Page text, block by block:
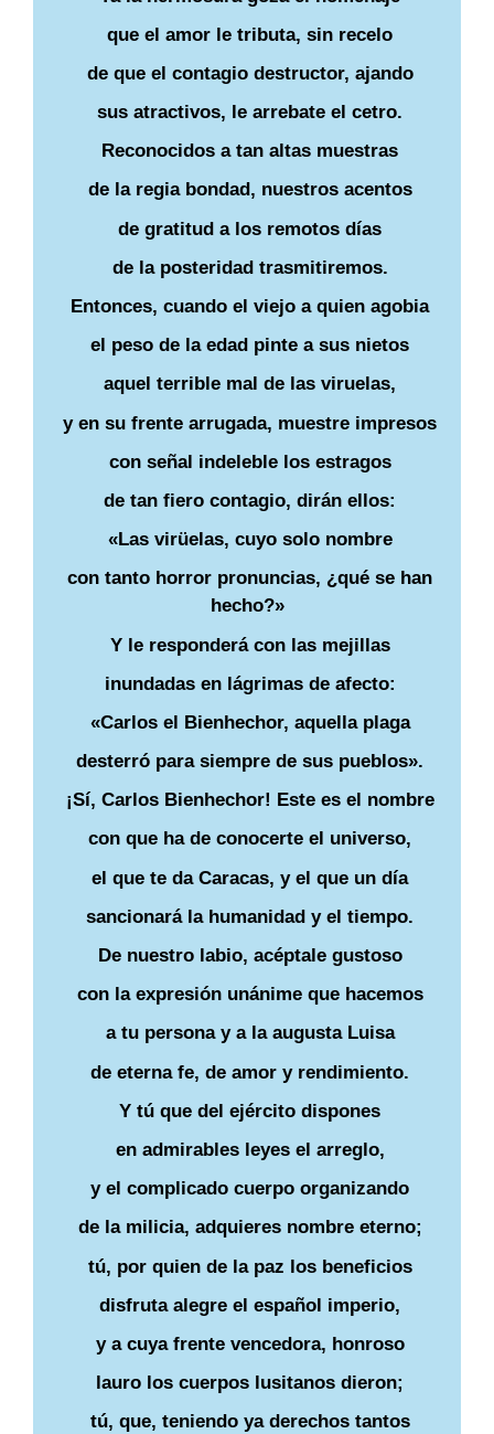
que el amor le tributa, sin recelo
de que el contagio destructor, ajando
sus atractivos, le arrebate el cetro.
Reconocidos a tan altas muestras
de la regia bondad, nuestros acentos
de gratitud a los remotos días
de la posteridad trasmitiremos.
Entonces, cuando el viejo a quien agobia
el peso de la edad pinte a sus nietos
aquel terrible mal de las viruelas,
y en su frente arrugada, muestre impresos
con señal indeleble los estragos
de tan fiero contagio, dirán ellos:
«Las virüelas, cuyo solo nombre
con tanto horror pronuncias, ¿qué se han
hecho?»
Y le responderá con las mejillas
inundadas en lágrimas de afecto:
«Carlos el Bienhechor, aquella plaga
desterró para siempre de sus pueblos».
¡Sí, Carlos Bienhechor! Este es el nombre
con que ha de conocerte el universo,
el que te da Caracas, y el que un día
sancionará la humanidad y el tiempo.
De nuestro labio, acéptale gustoso
con la expresión unánime que hacemos
a tu persona y a la augusta Luisa
de eterna fe, de amor y rendimiento.
Y tú que del ejército dispones
en admirables leyes el arreglo,
y el complicado cuerpo organizando
de la milicia, adquieres nombre eterno;
tú, por quien de la paz los beneficios
disfruta alegre el español imperio,
y a cuya frente vencedora, honroso
lauro los cuerpos lusitanos dieron;
tú, que, teniendo ya derechos tantos